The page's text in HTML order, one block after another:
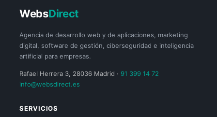
WebsDirect
Agencia de desarrollo web y de aplicaciones, marketing
digital, software de gestión, ciberseguridad e inteligencia
artificial para empresas.
Rafael Herrera 3, 28036 Madrid · 91 399 14 72
info@websdirect.es
SERVICIOS